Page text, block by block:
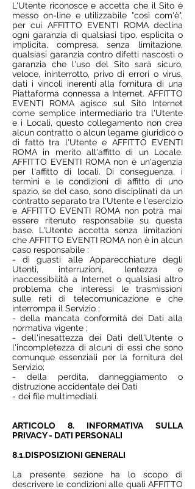
L'Utente riconosce e accetta che il Sito è
messo on-line e utilizzabile "così com'è",
per cui AFFITTO EVENTI ROMA declina
ogni garanzia di qualsiasi tipo, esplicita o
implicita, compresa, senza limitazione,
qualsiasi garanzia contro difetti nascosti o
garanzia che l'uso del Sito sarà sicuro,
veloce, ininterrotto, privo di errori o virus,
dati i vincoli inerenti alla fornitura di una
Piattaforma connessa a Internet. AFFITTO
EVENTI ROMA agisce sul Sito Internet
come semplice intermediario tra l'Utente
e i Locali, questo collegamento non crea
alcun contratto o alcun legame giuridico o
di fatto tra l'Utente e AFFITTO EVENTI
ROMA in merito all'affitto di un Locale.
AFFITTO EVENTI ROMA non è un'agenzia
per l'affitto di locali. Di conseguenza, i
termini e le condizioni di affitto di uno
spazio, se del caso, sono disciplinati da un
contratto separato tra l'Utente e l'esercizio
e AFFITTO EVENTI ROMA non potrà mai
essere ritenuto responsabile su questa
base. L'Utente accetta senza limitazioni
che AFFITTO EVENTI ROMA non è in alcun
caso responsabile :
- di guasti alle Apparecchiature degli
Utenti, interruzioni, lentezza e
inaccessibilità a Internet o qualsiasi altro
problema che interessi le trasmissioni
sulle reti di telecomunicazione e che
interrompa il Servizio ;
- della mancata conformità dei Dati alla
normativa vigente ;
- dell'inesattezza dei Dati dell'Utente o
l'incompletezza di alcuni di essi che sono
comunque essenziali per la fornitura del
Servizio;
- della perdita, danneggiamento o
distruzione accidentale dei Dati
- dei file multimediali.
ARTICOLO 8. INFORMATIVA SULLA
PRIVACY - DATI PERSONALI
8.1.DISPOSIZIONI GENERALI
La presente sezione ha lo scopo di
descrivere le condizioni alle quali AFFITTO